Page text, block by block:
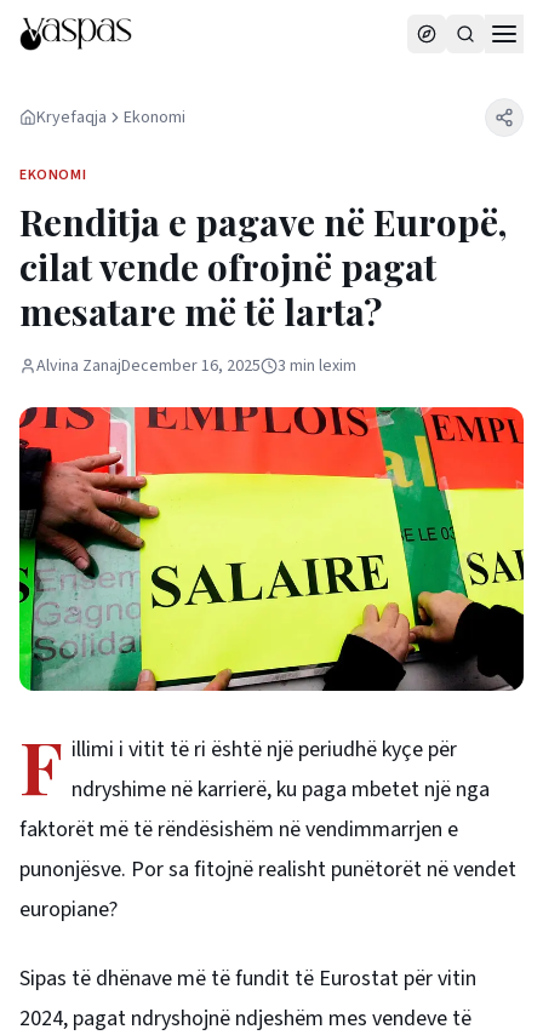
Kryefaqja Ekonomi
EKONOMI
Renditja e pagave në Europë,
cilat vende ofrojnë pagat
mesatare më të larta?
Alvina ZanajDecember 16, 2025 3 min lexim
F illimi i vitit të ri është një periudhë kyçe për
ndryshime në karrierë, ku paga mbetet një nga
faktorët më të rëndësishëm në vendimmarrjen e
punonjësve. Por sa fitojnë realisht punëtorët në vendet
europiane?
Sipas të dhënave më të fundit të Eurostat për vitin
2024, pagat ndryshojnë ndjeshëm mes vendeve të